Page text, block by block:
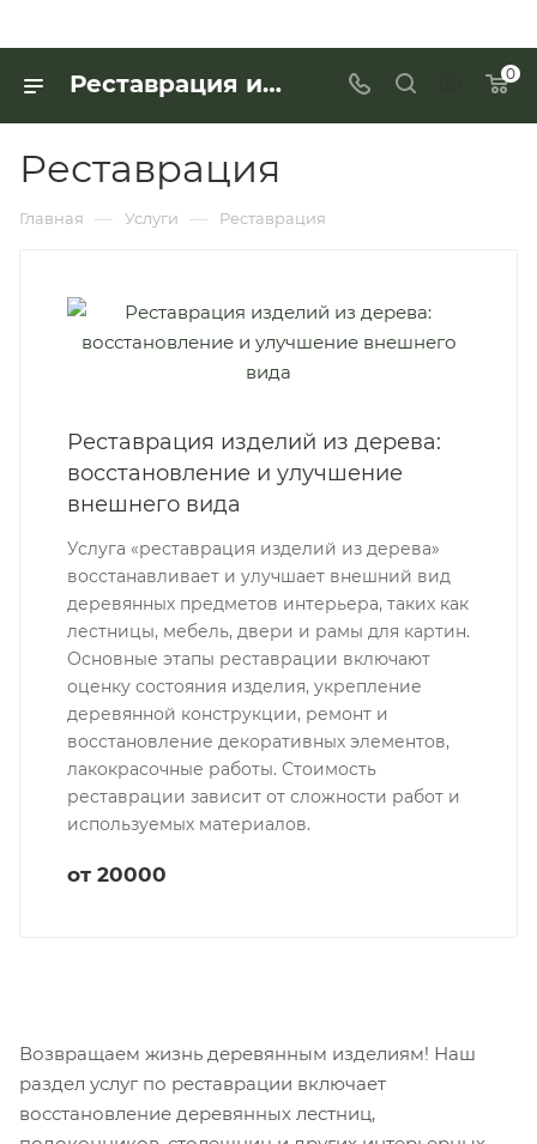
Реставрация и другие услуги компании «Интерьер Дом» в Москве 0
Реставрация
Главная — Услуги — Реставрация
Реставрация изделий из дерева:
восстановление и улучшение
внешнего вида
Услуга «реставрация изделий из дерева»
восстанавливает и улучшает внешний вид
деревянных предметов интерьера, таких как
лестницы, мебель, двери и рамы для картин.
Основные этапы реставрации включают
оценку состояния изделия, укрепление
деревянной конструкции, ремонт и
восстановление декоративных элементов,
лакокрасочные работы. Стоимость
реставрации зависит от сложности работ и
используемых материалов.
от 20000
Возвращаем жизнь деревянным изделиям! Наш
раздел услуг по реставрации включает
восстановление деревянных лестниц,